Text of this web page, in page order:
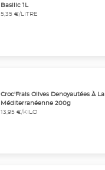
Basilic 1L
5,35 €/LITRE
Croc'Frais Olives Denoyautées À La
Méditerranéenne 200g
13,95 €/KILO